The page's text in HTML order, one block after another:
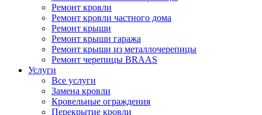
Ремонт кровли
Ремонт кровли частного дома
Ремонт крыши
Ремонт крыши гаража
Ремонт крыши из металлочерепицы
Ремонт черепицы BRAAS
Услуги
Все услуги
Замена кровли
Кровельные ограждения
Перекрытие кровли